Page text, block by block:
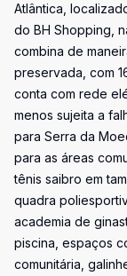
Atlântica,
do BH Shopping,
combina de
preservada, com
conta com rede
menos sujeita a
para Serra da
para as áreas
tênis saibro em
quadra
academia de
piscina, espaços
comunitária,